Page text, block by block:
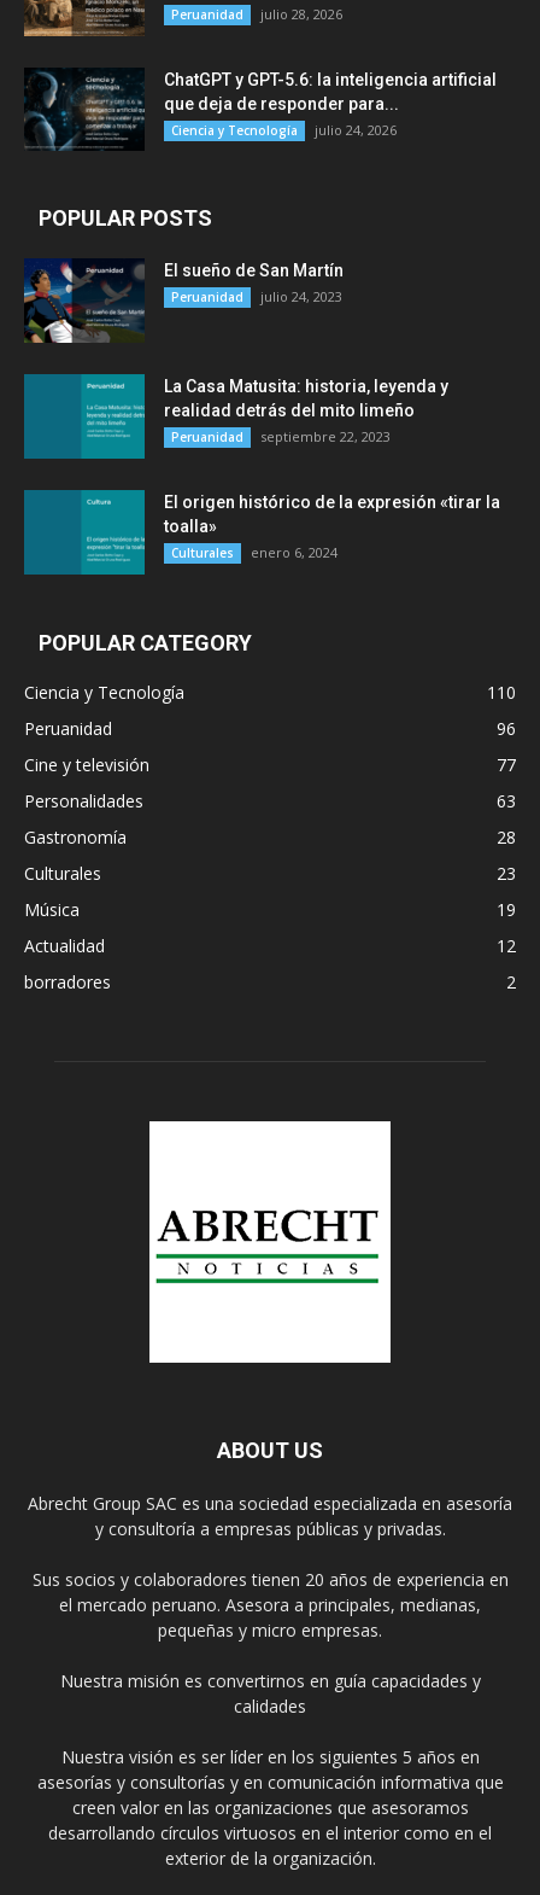
Peruanidad julio 28, 2026
ChatGPT y GPT-5.6: la inteligencia artificial
que deja de responder para...
Ciencia y Tecnología julio 24, 2026
POPULAR POSTS
El sueño de San Martín
Peruanidad julio 24, 2023
La Casa Matusita: historia, leyenda y
realidad detrás del mito limeño
Peruanidad septiembre 22, 2023
El origen histórico de la expresión «tirar la
toalla»
Culturales enero 6, 2024
POPULAR CATEGORY
Ciencia y Tecnología
110
Peruanidad
96
Cine y televisión
77
Personalidades
63
Gastronomía
28
Culturales
23
Música
19
Actualidad
12
borradores
2
ABOUT US
Abrecht Group SAC es una sociedad especializada en asesoría
y consultoría a empresas públicas y privadas.
Sus socios y colaboradores tienen 20 años de experiencia en
el mercado peruano. Asesora a principales, medianas,
pequeñas y micro empresas.
Nuestra misión es convertirnos en guía capacidades y
calidades
Nuestra visión es ser líder en los siguientes 5 años en
asesorías y consultorías y en comunicación informativa que
creen valor en las organizaciones que asesoramos
desarrollando círculos virtuosos en el interior como en el
exterior de la organización.